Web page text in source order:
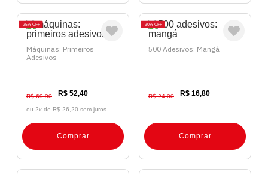
25% OFF
Máquinas: Primeiros
Adesivos
R$ 69,90 R$ 52,40
ou 2x de R$ 26,20 sem juros
Comprar
30% OFF
500 Adesivos: Mangá
R$ 24,00 R$ 16,80
Comprar